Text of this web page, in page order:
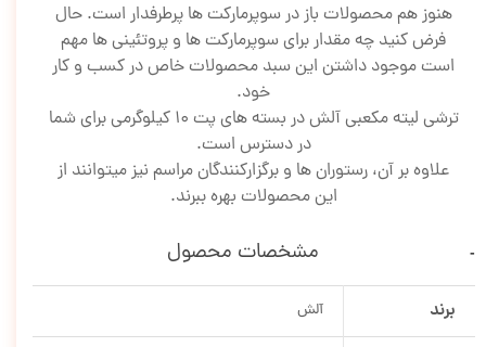
هنوز هم محصولات باز در سوپرمارکت ها پرطرفدار است. حال
فرض کنید چه مقدار برای سوپرمارکت ها و پروتئینی ها مهم
است موجود داشتن این سبد محصولات خاص در کسب و کار
خود.
ترشی لیته مکعبی آلش در بسته های پت 10 کیلوگرمی برای شما
در دسترس است.
علاوه بر آن، رستوران ها و برگزارکنندگان مراسم نیز میتوانند از
این محصولات بهره ببرند.
مشخصات محصول
برند آلش